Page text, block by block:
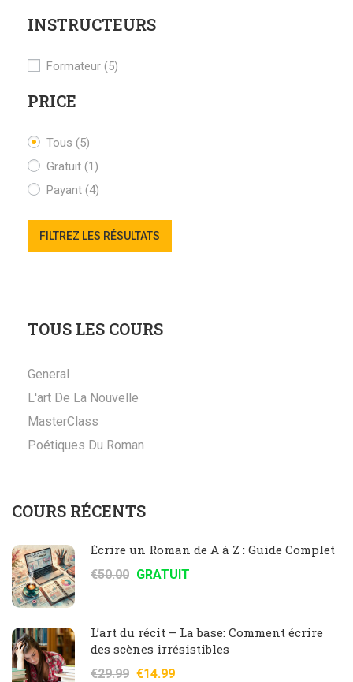
INSTRUCTEURS
Formateur (5)
PRICE
Tous (5)
Gratuit (1)
Payant (4)
FILTREZ LES RÉSULTATS
TOUS LES COURS
General
L'art De La Nouvelle
MasterClass
Poétiques Du Roman
COURS RÉCENTS
Écrire un Roman de A à Z : Guide Complet
€50.00 GRATUIT
L’art du récit – La base: Comment écrire
des scènes irrésistibles
€29.99 €14.99